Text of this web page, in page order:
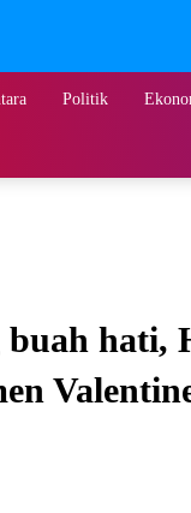
Politik
buah hati,